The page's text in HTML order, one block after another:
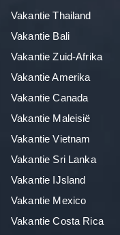
Vakantie Thailand
Vakantie Bali
Vakantie Zuid-Afrika
Vakantie Amerika
Vakantie Canada
Vakantie Maleisië
Vakantie Vietnam
Vakantie Sri Lanka
Vakantie IJsland
Vakantie Mexico
Vakantie Costa Rica